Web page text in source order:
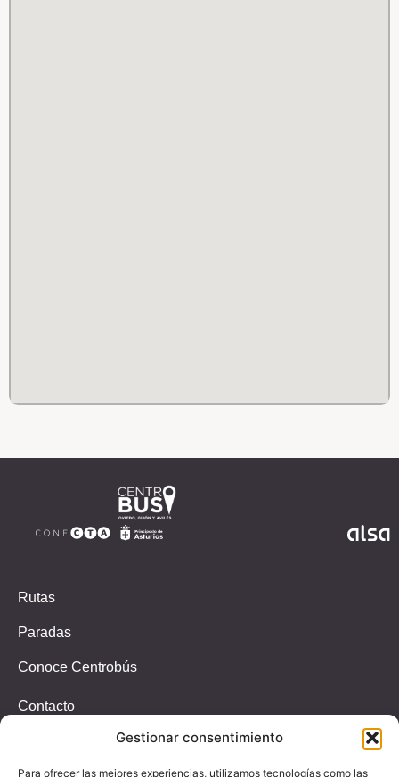
Gestionar consentimiento
Para ofrecer las mejores experiencias, utilizamos tecnologías como las
Rutas
Paradas
Conoce Centrobús
Contacto